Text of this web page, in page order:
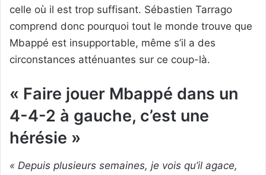
celle où il est trop suffisant. Sébastien Tarrago
comprend donc pourquoi tout le monde trouve que
Mbappé est insupportable, même s’il a des
circonstances atténuantes sur ce coup-là.
« Faire jouer Mbappé dans un
4-4-2 à gauche, c’est une
hérésie »
« Depuis plusieurs semaines, je vois qu’il agace,